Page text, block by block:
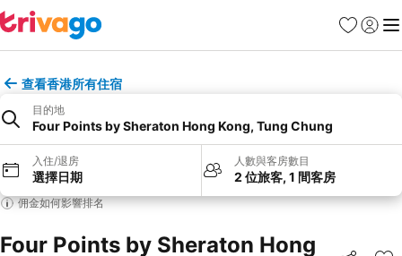
收藏夾
登入 選
查看香港所有住宿
目的地
Four Points by Sheraton Hong Kong, Tung Chung
入住/退房
選擇日期
人數與客房數目
2 位旅客, 1 間客房
佣金如何影響排名
Four Points by Sheraton Hong